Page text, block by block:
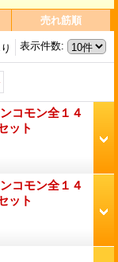
売れ筋順
表示件数:
コモン全１４
ット
コモン全１４
ット